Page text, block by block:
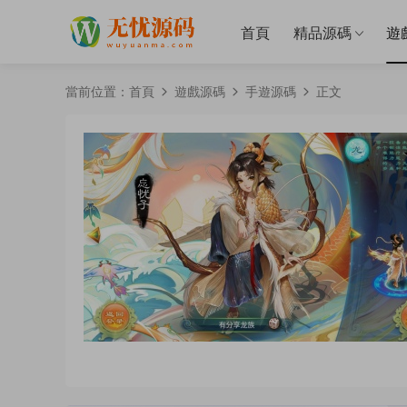
首頁 精品源碼 遊
當前位置： 首頁 遊戲源碼 手遊源碼 正文